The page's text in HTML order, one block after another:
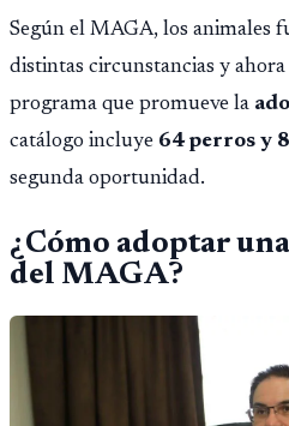
Según el MAGA, los animales
distintas circunstancias y
programa que promueve la
catálogo incluye 64 perros y
segunda oportunidad.
¿Cómo adoptar
del MAGA?